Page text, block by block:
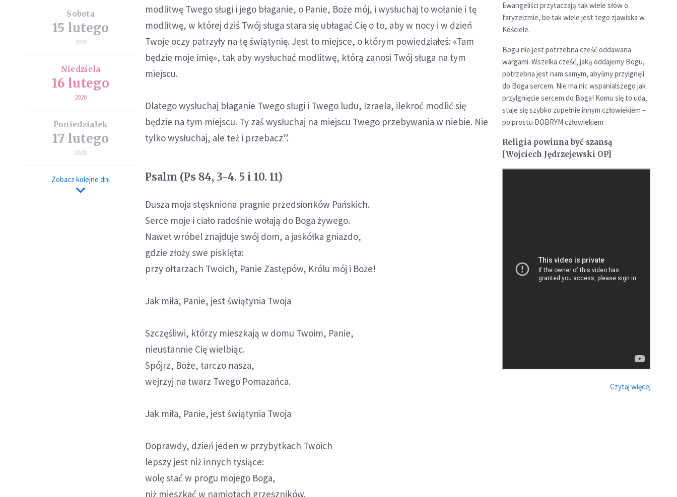
Sobota
15 lutego
2020
Niedziela
16 lutego
2020
Poniedziałek
17 lutego
2020
Zobacz kolejne dni
modlitwę Twego sługi i jego błaganie, o Panie, Boże mój, i wysłuchaj to wołanie i tę
modlitwę, w której dziś Twój sługa stara się ubłagać Cię o to, aby w nocy i w dzień
Twoje oczy patrzyły na tę świątynię. Jest to miejsce, o którym powiedziałeś: «Tam
będzie moje imię», tak aby wysłuchać modlitwę, którą zanosi Twój sługa na tym
miejscu.
Dlatego wysłuchaj błaganie Twego sługi i Twego ludu, Izraela, ilekroć modlić się
będzie na tym miejscu. Ty zaś wysłuchaj na miejscu Twego przebywania w niebie. Nie
tylko wysłuchaj, ale też i przebacz”.
Psalm (Ps 84, 3-4. 5 i 10. 11)
Dusza moja stęskniona pragnie przedsionków Pańskich.
Serce moje i ciało radośnie wołają do Boga żywego.
Nawet wróbel znajduje swój dom, a jaskółka gniazdo,
gdzie złoży swe pisklęta:
przy ołtarzach Twoich, Panie Zastępów, Królu mój i Boże!
Jak miła, Panie, jest świątynia Twoja
Szczęśliwi, którzy mieszkają w domu Twoim, Panie,
nieustannie Cię wielbiąc.
Spójrz, Boże, tarczo nasza,
wejrzyj na twarz Twego Pomazańca.
Jak miła, Panie, jest świątynia Twoja
Doprawdy, dzień jeden w przybytkach Twoich
lepszy jest niż innych tysiące:
wolę stać w progu mojego Boga,
niż mieszkać w namiotach grzeszników.
Ewangeliści przytaczają tak wiele słów o
faryzeizmie, bo tak wiele jest tego zjawiska w
Kościele.
​Bogu nie jest potrzebna cześć oddawana
wargami. Wszelka cześć, jaką oddajemy Bogu,
potrzebna jest nam samym, abyśmy przylgnęli
do Boga sercem. Nie ma nic wspanialszego jak
przylgnięcie sercem do Boga! Komu się to uda,
staje się szybko zupełnie innym człowiekiem –
po prostu DOBRYM człowiekiem.
Religia powinna być szansą
[Wojciech Jędrzejewski OP]
Czytaj więcej